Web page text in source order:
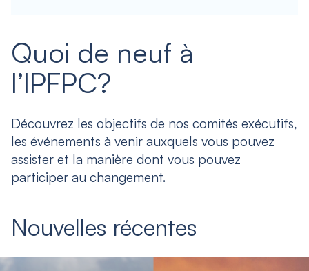
Quoi de neuf à
l’IPFPC?
Découvrez les objectifs de nos comités exécutifs,
les événements à venir auxquels vous pouvez
assister et la manière dont vous pouvez
participer au changement.
Nouvelles récentes